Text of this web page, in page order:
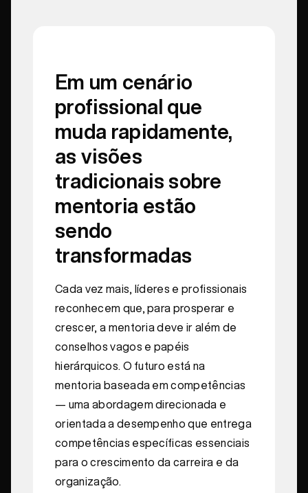
Em um cenário
profissional que
muda rapidamente,
as visões
tradicionais sobre
mentoria estão
sendo
transformadas
Cada vez mais, líderes e profissionais
reconhecem que, para prosperar e
crescer, a mentoria deve ir além de
conselhos vagos e papéis
hierárquicos. O futuro está na
mentoria baseada em competências
— uma abordagem direcionada e
orientada a desempenho que entrega
competências específicas essenciais
para o crescimento da carreira e da
organização.